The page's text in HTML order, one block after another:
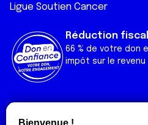
Ligue Soutien Cancer
Réduction
66 % de votre don
impôt sur le revenu
Liens utiles
Nos actualités